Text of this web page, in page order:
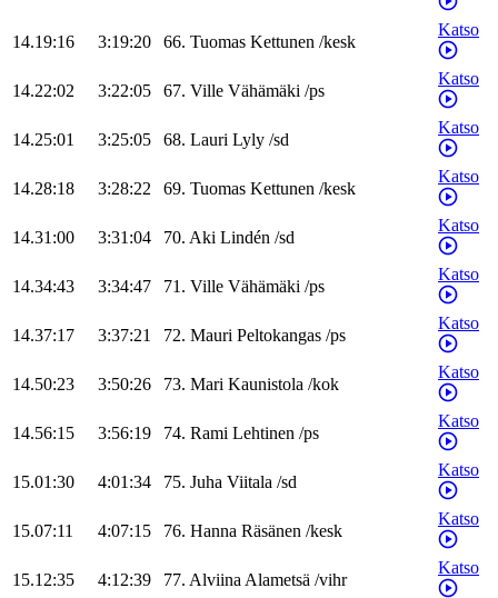
14.19:16 3:19:20 66. Tuomas Kettunen /kesk
Katso
14.22:02 3:22:05 67. Ville Vähämäki /ps
Katso
14.25:01 3:25:05 68. Lauri Lyly /sd
Katso
14.28:18 3:28:22 69. Tuomas Kettunen /kesk
Katso
14.31:00 3:31:04 70. Aki Lindén /sd
Katso
14.34:43 3:34:47 71. Ville Vähämäki /ps
Katso
14.37:17 3:37:21 72. Mauri Peltokangas /ps
Katso
14.50:23 3:50:26 73. Mari Kaunistola /kok
Katso
14.56:15 3:56:19 74. Rami Lehtinen /ps
Katso
15.01:30 4:01:34 75. Juha Viitala /sd
Katso
15.07:11 4:07:15 76. Hanna Räsänen /kesk
Katso
15.12:35 4:12:39 77. AlviinaAlametsä /vihr
Katso